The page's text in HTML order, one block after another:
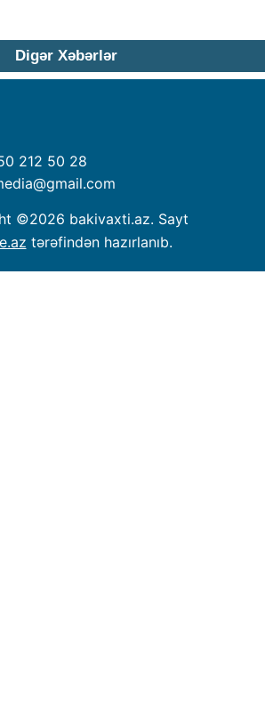
Digər Xəbərlər
212 50 28
@gmail.com
©2026 bakivaxti.az. Sayt
tərəfindən hazırlanıb.